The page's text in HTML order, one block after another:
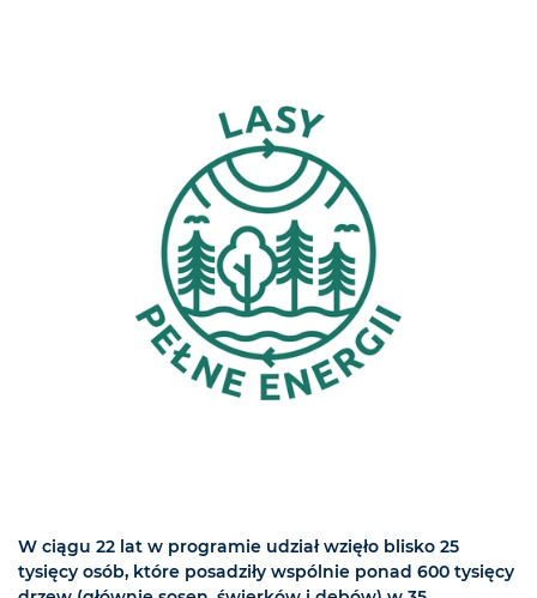
W ciągu 22 lat w programie udział wzięło blisko 25
tysięcy osób, które posadziły wspólnie ponad 600 tysięcy